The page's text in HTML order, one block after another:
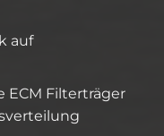
auf
ECM Filterträger